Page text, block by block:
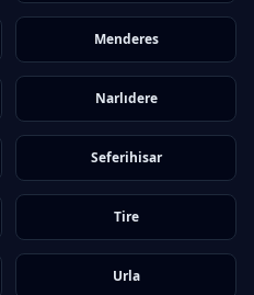
Menderes
Narlıdere
Seferihisar
Tire
Urla